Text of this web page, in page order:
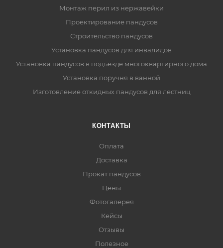
Монтаж перил из нержавейки
Проектирование пандусов
Строительство пандусов
Установка пандусов для инвалидов
Установка пандусов в подъезде многоквартирного дома
Установка поручня в ванной
Изготовление откидных пандусов для лестниц
КОНТАКТЫ
Оплата
Доставка
Прокат пандусов
Цены
Фотогалерея
Кейсы
Отзывы
Полезное